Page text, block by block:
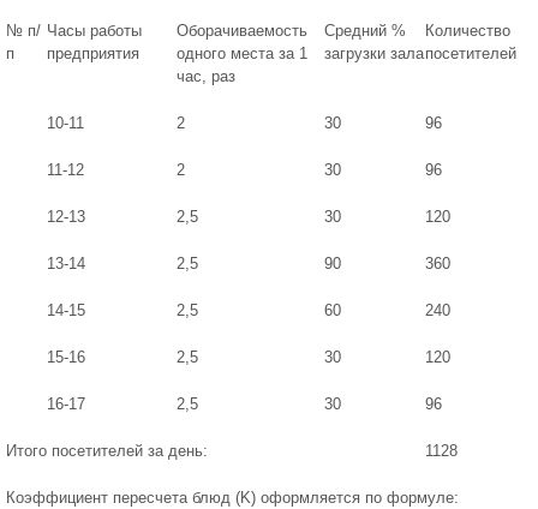
№ п/
п
Часы работы
предприятия
Оборачиваемость
одного места за 1
час, раз
Средний %
загрузки зала
Количество
посетителей
10-11 2 30 96
11-12 2 30 96
12-13 2,5 30 120
13-14 2,5 90 360
14-15 2,5 60 240
15-16 2,5 30 120
16-17 2,5 30 96
Итого посетителей за день: 1128
Коэффициент пересчета блюд (K) оформляется по формуле: